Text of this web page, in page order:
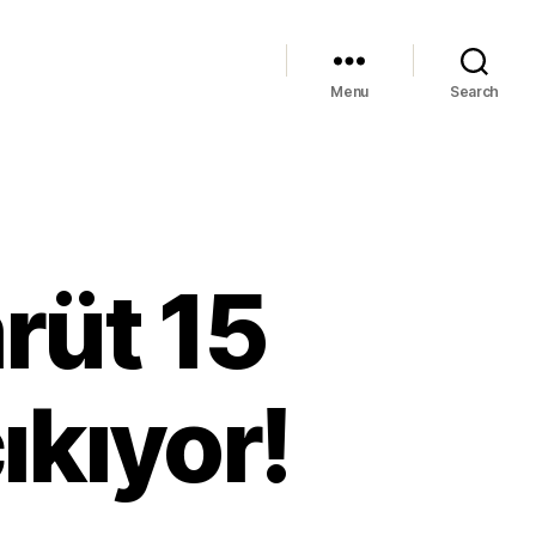
Menu Search
15